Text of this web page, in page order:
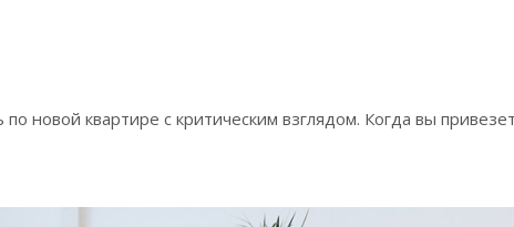
новой квартире с критическим взглядом. Когда вы